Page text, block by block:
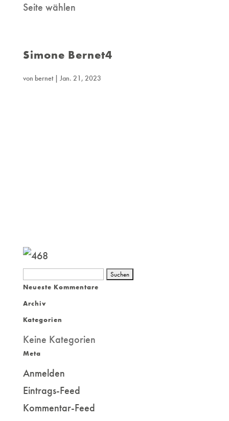
Seite wählen
Simone Bernet4
von bernet| Jan. 21, 2023
Suchen
nach:
Neueste Kommentare
Archiv
Kategorien
Keine Kategorien
Meta
Anmelden
Eintrags-Feed
Kommentar-Feed